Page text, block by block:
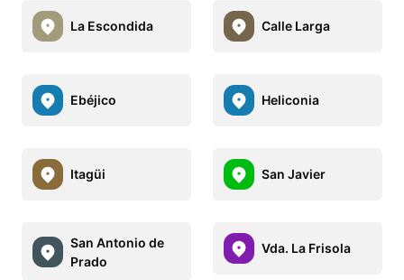
La Escondida Calle Larga
Ebéjico Heliconia
Itagüi San Javier
San Antonio de
Prado
Vda. La Frisola